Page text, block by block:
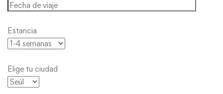
Estancia
Elige tu ciudad